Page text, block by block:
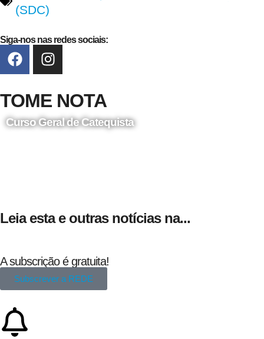
(SDC)
Siga-nos nas redes sociais:
TOME NOTA
Curso Geral de Catequista
Leia esta e outras notícias na...
A subscrição é gratuita!
Subscrever a REDE